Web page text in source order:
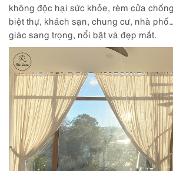
không độc hại sức khỏe, rèm cửa
biệt thự, khách sạn, chung cư, nhà
giác sang trọng, nổi bật và đẹp mắt.